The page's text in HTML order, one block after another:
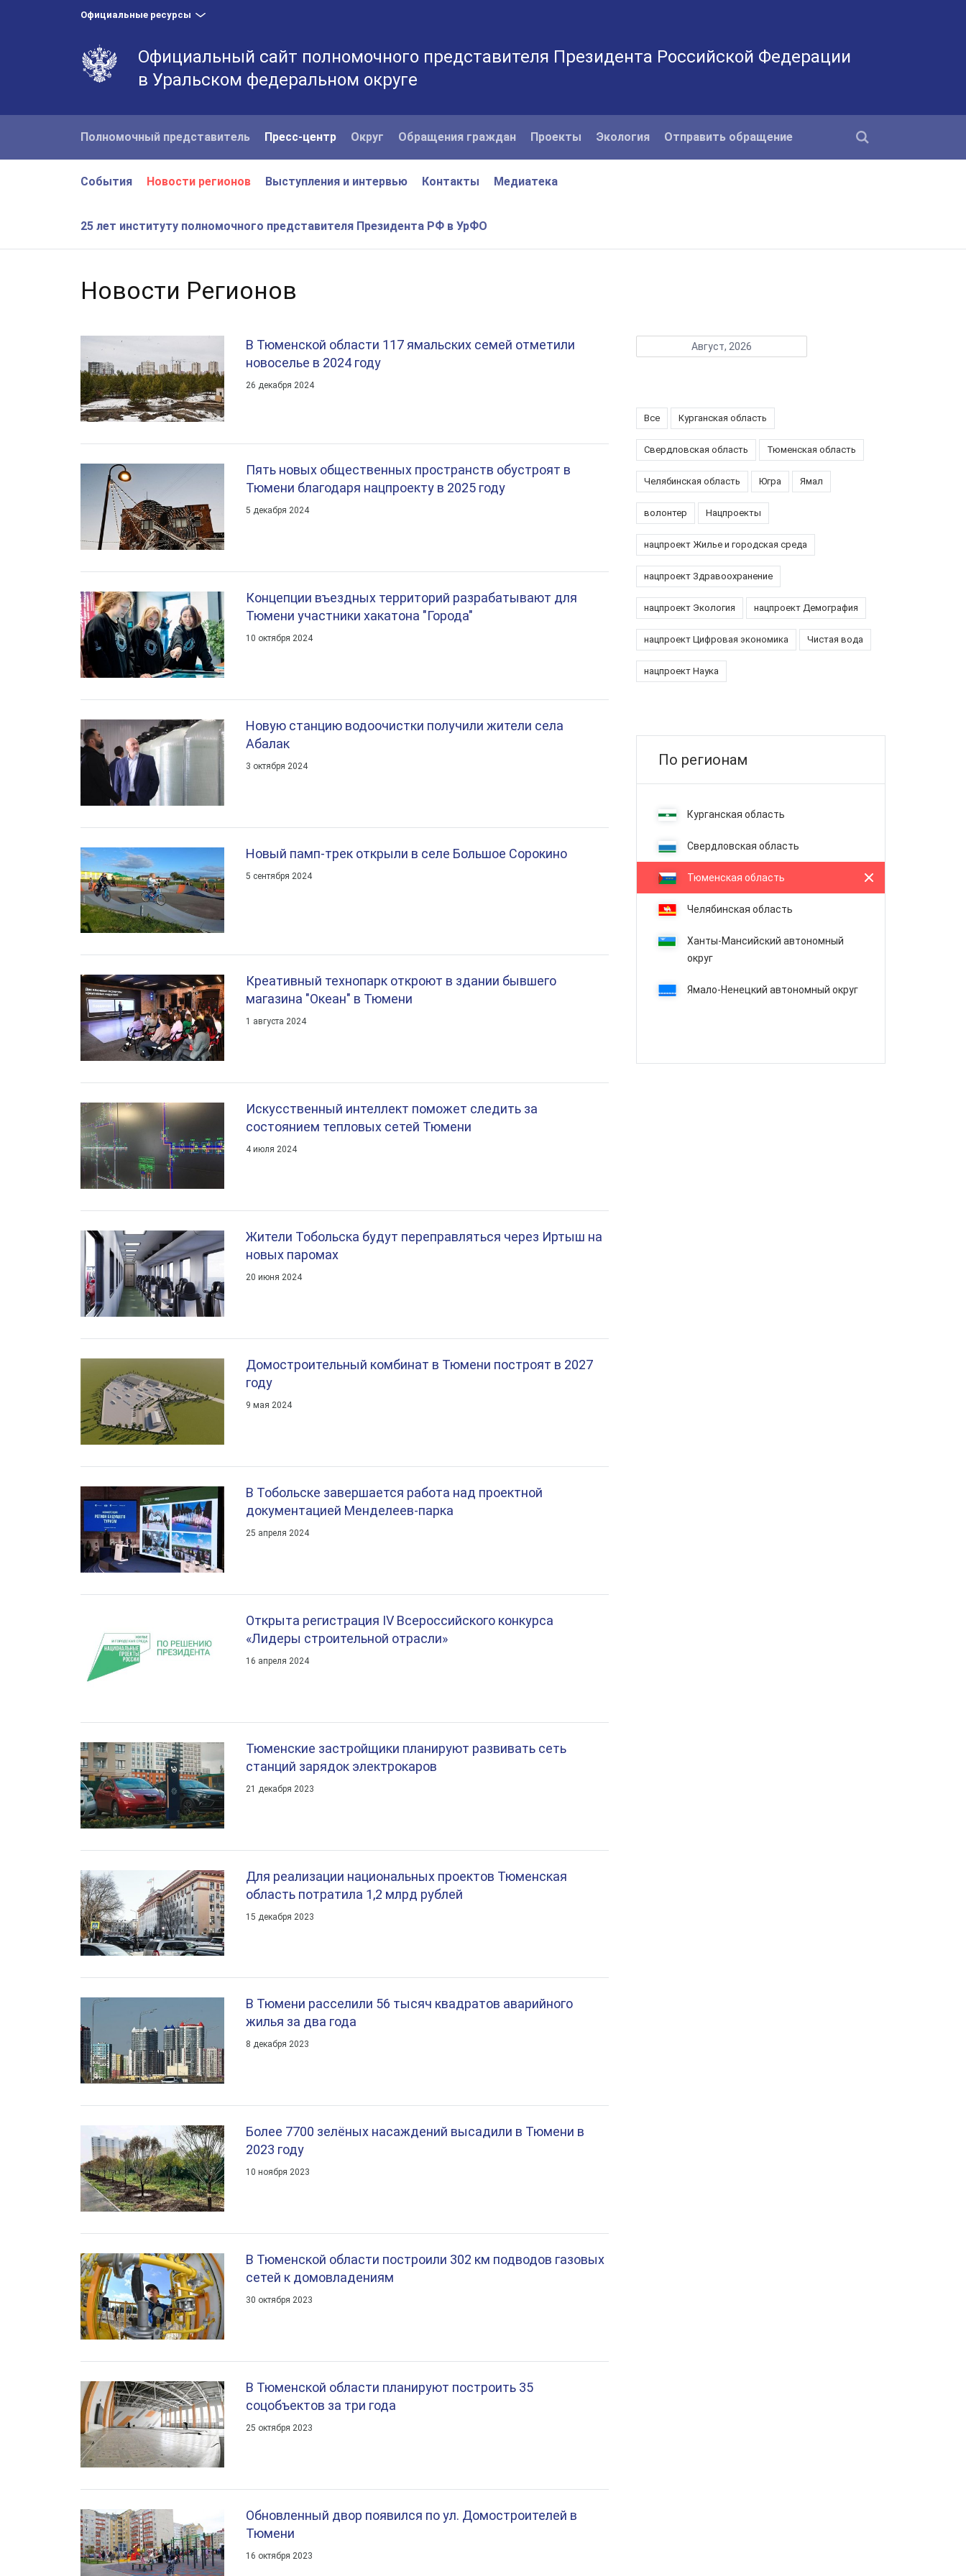
Официальные ресурсы
Официальный сайт полномочного представителя Президента Российской Федерации
в Уральском федеральном округе
Полномочный представитель Пресс-центр Округ Обращения граждан Проекты Экология Отправить обращение
События Новости регионов Выступления и интервью Контакты Медиатека
25 лет институту полномочного представителя Президента РФ в УрФО
Новости Регионов
Август, 2026
Все Курганская область
Свердловская область Тюменская область
Челябинская область Югра Ямал
волонтер Нацпроекты
нацпроект Жилье и городская среда
нацпроект Здравоохранение
нацпроект Экология нацпроект Демография
нацпроект Цифровая экономика Чистая вода
нацпроект Наука
По регионам
Курганская область
Свердловская область
Тюменская область
Челябинская область
Ханты-Мансийский автономный
округ
Ямало-Ненецкий автономный округ
В Тюменской области 117 ямальских семей отметили
новоселье в 2024 году
26 декабря 2024
Пять новых общественных пространств обустроят в
Тюмени благодаря нацпроекту в 2025 году
5 декабря 2024
Концепции въездных территорий разрабатывают для
Тюмени участники хакатона "Города"
10 октября 2024
Новую станцию водоочистки получили жители села
Абалак
3 октября 2024
Новый памп-трек открыли в селе Большое Сорокино
5 сентября 2024
Креативный технопарк откроют в здании бывшего
магазина "Океан" в Тюмени
1 августа 2024
Искусственный интеллект поможет следить за
состоянием тепловых сетей Тюмени
4 июля 2024
Жители Тобольска будут переправляться через Иртыш на
новых паромах
20 июня 2024
Домостроительный комбинат в Тюмени построят в 2027
году
9 мая 2024
В Тобольске завершается работа над проектной
документацией Менделеев-парка
25 апреля 2024
Открыта регистрация IV Всероссийского конкурса
«Лидеры строительной отрасли»
16 апреля 2024
Тюменские застройщики планируют развивать сеть
станций зарядок электрокаров
21 декабря 2023
Для реализации национальных проектов Тюменская
область потратила 1,2 млрд рублей
15 декабря 2023
В Тюмени расселили 56 тысяч квадратов аварийного
жилья за два года
8 декабря 2023
Более 7700 зелёных насаждений высадили в Тюмени в
2023 году
10 ноября 2023
В Тюменской области построили 302 км подводов газовых
сетей к домовладениям
30 октября 2023
В Тюменской области планируют построить 35
соцобъектов за три года
25 октября 2023
Обновленный двор появился по ул. Домостроителей в
Тюмени
16 октября 2023